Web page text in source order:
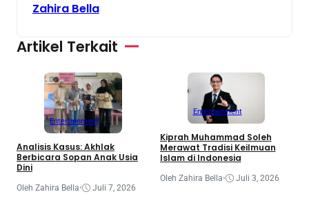
Zahira Bella
Artikel Terkait
Entertainment
Analisis Kasus: Akhlak
Berbicara Sopan Anak Usia
Dini
Oleh Zahira Bella• Juli 7, 2026
Entertainment
Kiprah Muhammad Soleh
Merawat Tradisi Keilmuan
Islam di Indonesia
Oleh Zahira Bella• Juli 3, 2026